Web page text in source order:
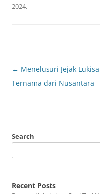
2024.
Post
navigation
← Menelusuri Jejak
Ternama dari Nusantara
Search
Recent Posts